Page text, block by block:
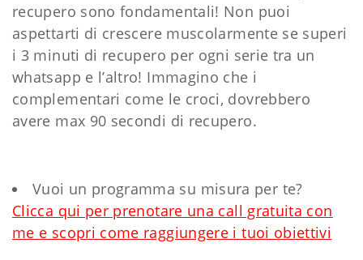
recupero sono fondamentali! Non puoi
aspettarti di crescere muscolarmente se superi
i 3 minuti di recupero per ogni serie tra un
whatsapp e l’altro! Immagino che i
complementari come le croci, dovrebbero
avere max 90 secondi di recupero.
Vuoi un programma su misura per te?
Clicca qui per prenotare una call gratuita con
me e scopri come raggiungere i tuoi obiettivi